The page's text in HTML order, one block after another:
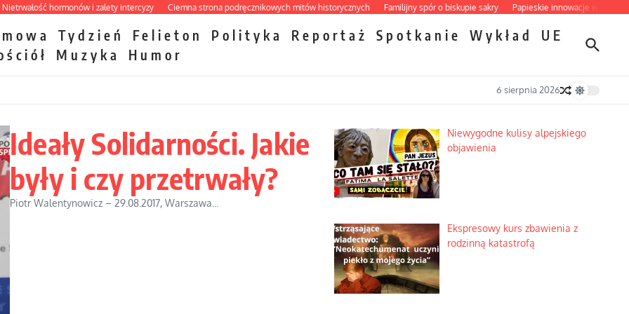
hormonów i zalety intercyzy Ciemna strona podręcznikowych mitów historycznych Familijny spór o biskupie sakry Papieskie innowacje w tradycyjnym
Tydzień Felieton Polityka Reportaż Spotkanie Wykład
UE
Muzyka Humor
6 sierpnia 2026
Ideały Solidarności. Jakie
były i czy przetrwały?
Piotr Walentynowicz – 29.08.2017, Warszawa...
Niewygodne kulisy alpejskiego
objawienia
Ekspresowy kurs zbawienia z
rodzinną katastrofą